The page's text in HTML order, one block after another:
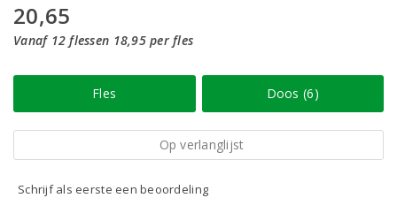
20,65
Vanaf 12 flessen 18,95 per fles
Fles Doos (6)
Op verlanglijst
Schrijf als eerste een beoordeling